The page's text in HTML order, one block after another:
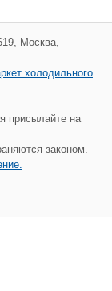
Москва
присылайте на
законом.